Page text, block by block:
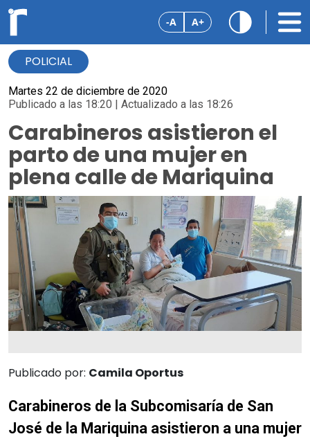
-A A+
POLICIAL
Martes 22 de diciembre de 2020
Publicado a las 18:20 | Actualizado a las 18:26
Carabineros asistieron el
parto de una mujer en
plena calle de Mariquina
Publicado por: Camila Oportus
Carabineros de la Subcomisaría de San
José de la Mariquina asistieron a una mujer